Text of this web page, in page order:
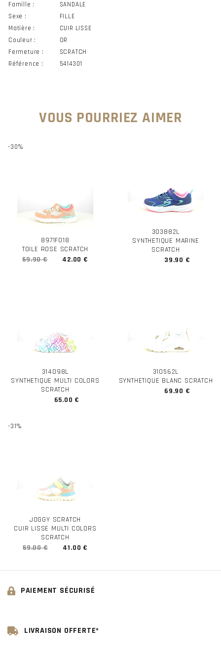
Famille :
SANDALE
Sexe :
FILLE
Matière :
CUIR LISSE
Couleur :
OR
Fermeture :
SCRATCH
Référence :
5414301
VOUS POURRIEZ AIMER
-30%
8971F018
TOILE ROSE SCRATCH
59.90 €
42.00 €
303882L
SYNTHETIQUE MARINE
SCRATCH
39.90 €
314098L
SYNTHETIQUE MULTI COLORS
SCRATCH
65.00 €
310562L
SYNTHETIQUE BLANC SCRATCH
69.90 €
-31%
JOGGY SCRATCH
CUIR LISSE MULTI COLORS
SCRATCH
59.00 €
41.00 €
PAIEMENT SÉCURISÉ
LIVRAISON OFFERTE*